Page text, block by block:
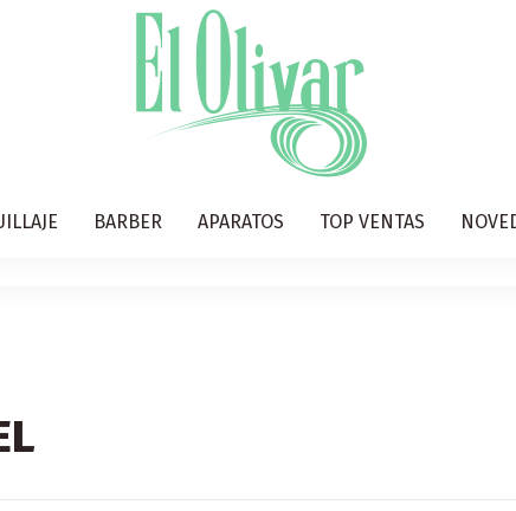
BARBER APARATOS TOP VENTAS